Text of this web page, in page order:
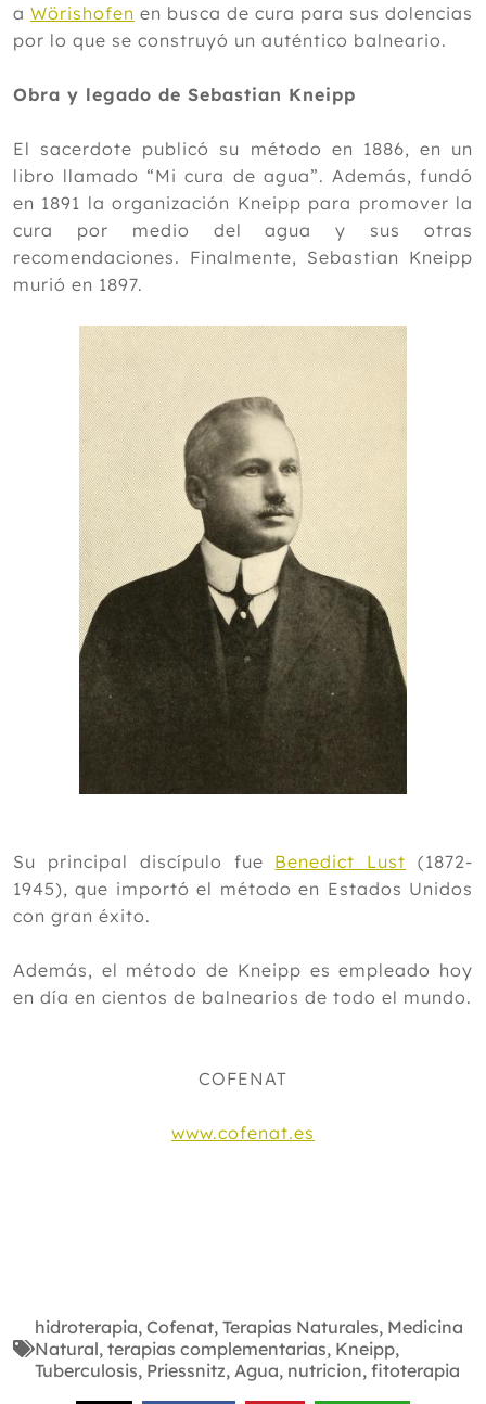
a Wörishofen en busca de cura para sus dolencias
por lo que se construyó un auténtico balneario.
Obra y legado de Sebastian Kneipp
El sacerdote publicó su método en 1886, en un
libro llamado “Mi cura de agua”. Además, fundó
en 1891 la organización Kneipp para promover la
cura por medio del agua y sus otras
recomendaciones. Finalmente, Sebastian Kneipp
murió en 1897.
Su principal discípulo fue Benedict Lust (1872-
1945), que importó el método en Estados Unidos
con gran éxito.
Además, el método de Kneipp es empleado hoy
en día en cientos de balnearios de todo el mundo.
COFENAT
www.cofenat.es
hidroterapia, Cofenat, Terapias Naturales, Medicina
Natural, terapias complementarias, Kneipp,
Tuberculosis, Priessnitz, Agua, nutricion, fitoterapia